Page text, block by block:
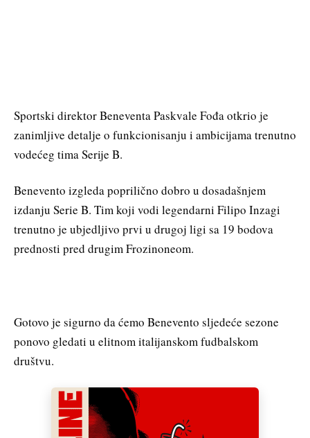
Sportski direktor Beneventa Paskvale Fođa otkrio je
zanimljive detalje o funkcionisanju i ambicijama trenutno
vodećeg tima Serije B.
Benevento izgleda poprilično dobro u dosadašnjem
izdanju Serie B. Tim koji vodi legendarni Filipo Inzagi
trenutno je ubjedljivo prvi u drugoj ligi sa 19 bodova
prednosti pred drugim Frozinoneom.
Gotovo je sigurno da ćemo Benevento sljedeće sezone
ponovo gledati u elitnom italijanskom fudbalskom
društvu.